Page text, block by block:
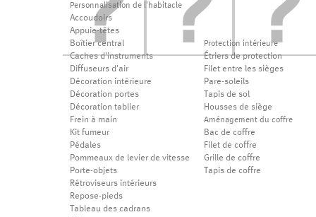
Personnalisation de l'habitacle
Accoudoirs
Appuie-têtes
Boîtier central
Caches d'instruments
Diffuseurs d'air
Décoration intérieure
Décoration portes
Décoration tablier
Frein à main
Kit fumeur
Pédales
Pommeaux de levier de vitesse
Porte-objets
Rétroviseurs intérieurs
Repose-pieds
Tableau des cadrans
Protection intérieure
Étriers de protection
Filet entre les sièges
Pare-soleils
Tapis de sol
Housses de siège
Aménagement du coffre
Bac de coffre
Filet de coffre
Grille de coffre
Tapis de coffre